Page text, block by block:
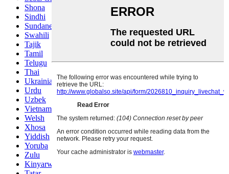
Shona
Sindhi
Sundanese
Swahili
Tajik
Tamil
Telugu
Thai
Ukrainian
Urdu
Uzbek
Vietnamese
Welsh
Xhosa
Yiddish
Yoruba
Zulu
Kinyarwanda